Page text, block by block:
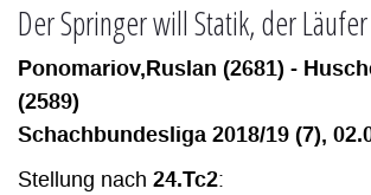
Der Springer will Statik, der
Ponomariov,Ruslan (2681) -
(2589)
Schachbundesliga 2018/19 (7),
Stellung nach 24.Tc2: